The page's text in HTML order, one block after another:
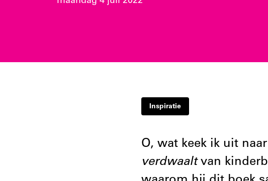
Inspiratie
O, wat keek ik uit
verdwaalt van